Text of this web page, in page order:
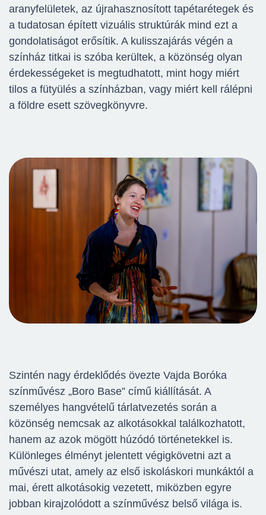
aranyfelületek, az újrahasznosított tapétarétegek és
a tudatosan épített vizuális struktúrák mind ezt a
gondolatiságot erősítik. A kulisszajárás végén a
színház titkai is szóba kerültek, a közönség olyan
érdekességeket is megtudhatott, mint hogy miért
tilos a fütyülés a színházban, vagy miért kell rálépni
a földre esett szövegkönyvre.
Szintén nagy érdeklődés övezte Vajda Boróka
színművész „Boro Base” című kiállítását. A
személyes hangvételű tárlatvezetés során a
közönség nemcsak az alkotásokkal találkozhatott,
hanem az azok mögött húzódó történetekkel is.
Különleges élményt jelentett végigkövetni azt a
művészi utat, amely az első iskoláskori munkáktól a
mai, érett alkotásokig vezetett, miközben egyre
jobban kirajzolódott a színművész belső világa is.